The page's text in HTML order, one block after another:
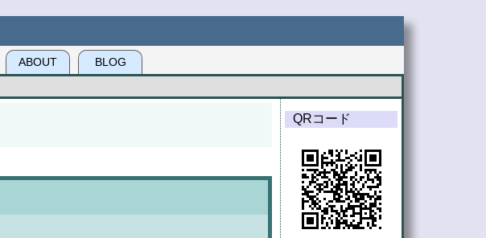
ABOUT BLOG
QRコード